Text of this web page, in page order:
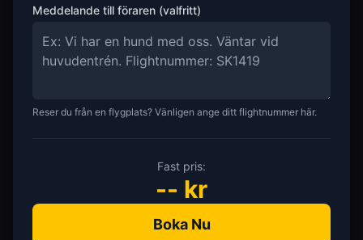
Meddelande till föraren (valfritt)
Reser du från en flygplats? Vänligen ange ditt flightnummer här.
Fast pris:
-- kr
Boka Nu